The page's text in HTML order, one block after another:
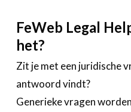
FeWeb Legal
het?
Zit je met een juridische
antwoord vindt?
Generieke vragen